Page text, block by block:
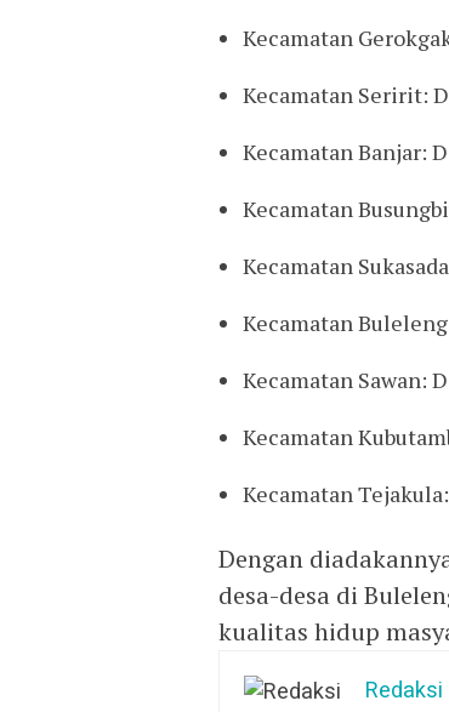
Kecamatan
Kecamatan Seririt:
Kecamatan Banjar:
Kecamatan
Kecamatan
Kecamatan
Kecamatan Sawan:
Kecamatan
Kecamatan
Dengan
desa-desa di
kualitas hidup
Redaksi